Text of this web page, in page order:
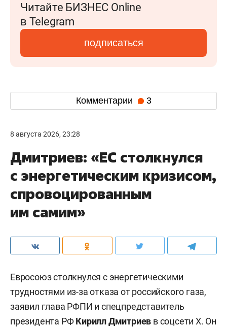
Читайте БИЗНЕС Online
в Telegram
подписаться
Комментарии 3
8 августа 2026, 23:28
Дмитриев: «ЕС столкнулся
с энергетическим кризисом,
спровоцированным
им самим»
Евросоюз столкнулся с энергетическими
трудностями из-за отказа от российского газа,
заявил глава РФПИ и спецпредставитель
президента РФКирилл Дмитриев всоцсети X. Он